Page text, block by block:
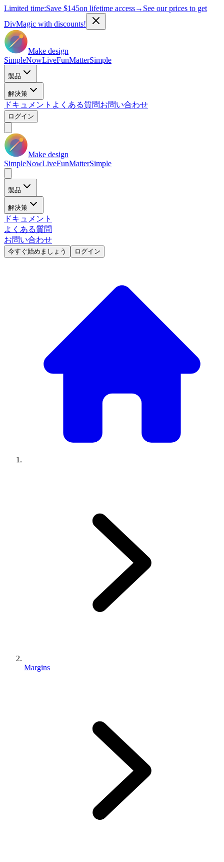
Limited time:Save $145on lifetime access→ See our prices to get
DivMagic with discounts!
Make design
SimpleNowLiveFunMatterSimple
製品
解決策
ドキュメント よくある質問お問い合わせ
ログイン
Make design
SimpleNowLiveFunMatterSimple
製品
解決策
ドキュメント
よくある質問
お問い合わせ
今すぐ始めましょう ログイン
Margins